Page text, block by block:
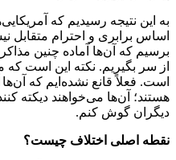
به این نتیجه رسیدیم که
اساس برابری و احترام متقابل
برسیم که آن‌ها آماده چنین
از سر بگیریم. نکته این است که
است. فعلاً قانع نشده‌ایم که
هستند؛ آن‌ها می‌خواهند دیکته
دیگران گوش کنم.
نقطه اصلی اختلاف چیست؟